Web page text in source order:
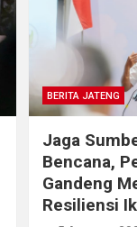
BERITA JATENG
Jaga
Bencana,
Gandeng
Resiliensi